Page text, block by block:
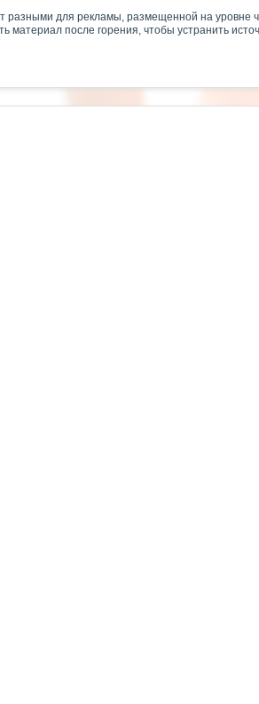
для рекламы, размещенной на уровне
материал после горения, чтобы устранить